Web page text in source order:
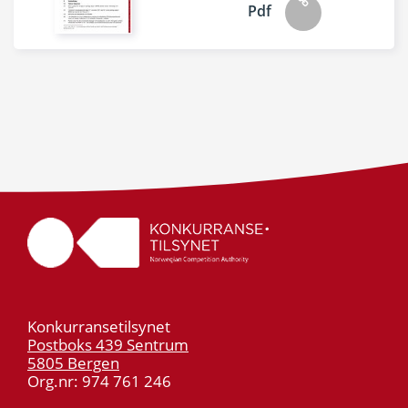
Pdf
Konkurransetilsynet
Postboks 439 Sentrum
5805 Bergen
Org.nr: 974 761 246